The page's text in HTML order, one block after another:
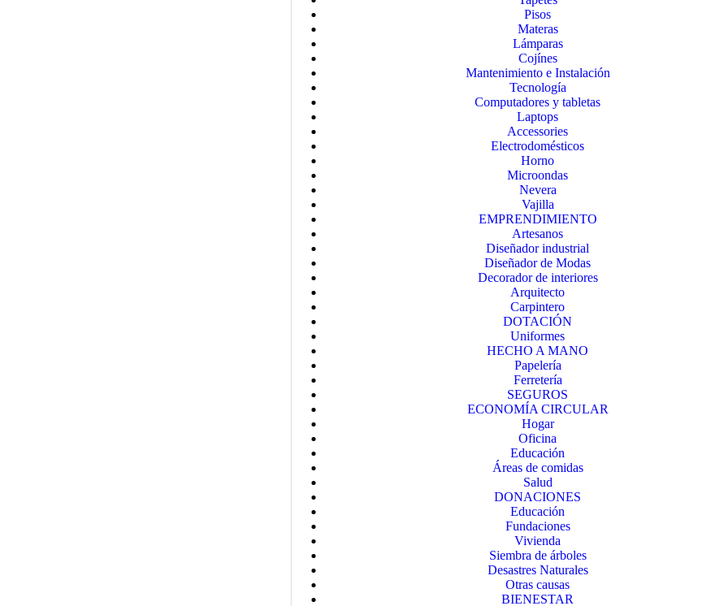
Pisos
Materas
Lámparas
Cojínes
Mantenimiento e Instalación
Tecnología
Computadores y tabletas
Laptops
Accessories
Electrodomésticos
Horno
Microondas
Nevera
Vajilla
EMPRENDIMIENTO
Artesanos
Diseñador industrial
Diseñador de Modas
Decorador de interiores
Arquitecto
Carpintero
DOTACIÓN
Uniformes
HECHO A MANO
Papelería
Ferretería
SEGUROS
ECONOMÍA CIRCULAR
Hogar
Oficina
Educación
Áreas de comidas
Salud
DONACIONES
Educación
Fundaciones
Vivienda
Siembra de árboles
Desastres Naturales
Otras causas
BIENESTAR